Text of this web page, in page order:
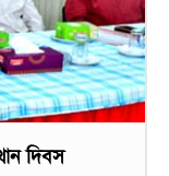
দিবস